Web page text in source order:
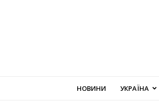
НОВИНИ УКРАЇНА